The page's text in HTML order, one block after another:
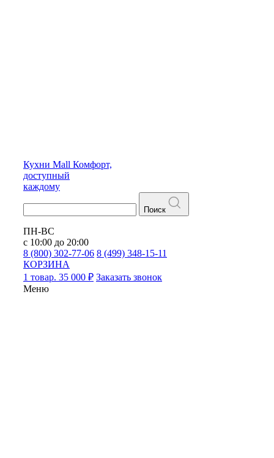
Кухни Mall Комфорт,
доступный
каждому
Поиск
ПН-ВС
с 10:00 до 20:00
8 (800) 302-77-06 8 (499) 348-15-11
КОРЗИНА
1 товар. 35 000 ₽ Заказать звонок
Меню